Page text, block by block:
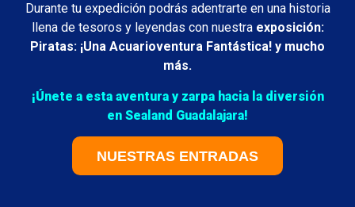
Durante tu expedición podrás adentrarte en una historia
llena de tesoros y leyendas con nuestra exposición:
Piratas: ¡Una Acuarioventura Fantástica! y mucho
más.
¡Únete a esta aventura y zarpa hacia la diversión
en Sealand Guadalajara!
NUESTRAS ENTRADAS